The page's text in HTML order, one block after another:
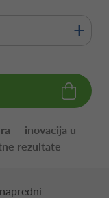
+
— inovacija u
rezultate